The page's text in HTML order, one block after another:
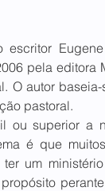
pela editora
O autor
pastoral.
ou superior a
é que
um